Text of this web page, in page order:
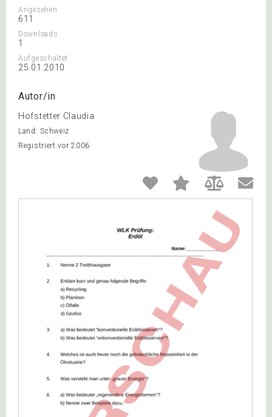
Angesehen
611
Downloads
1
Aufgeschaltet
25.01.2010
Autor/in
Hofstetter Claudia
Land: Schweiz
Registriert vor 2006